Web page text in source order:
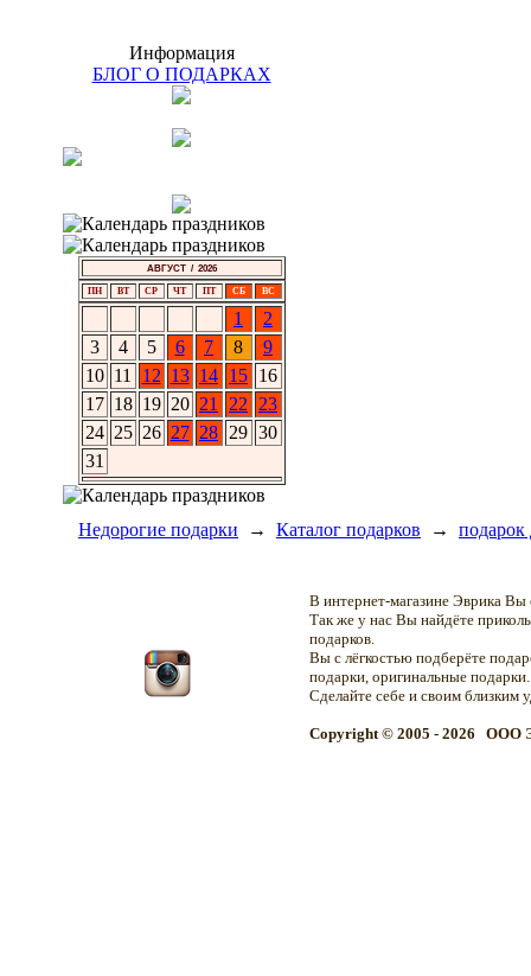
Информация
БЛОГ О ПОДАРКАХ
АВГУСТ / 2026
ПН ВТ СР ЧТ ПТ СБ ВС
1
2
3
4 5 6 7 8
9
10 11 12 13 14 15 16
17 18 19 20 21 22
23
24 25 26 27 28 29 30
31
Недорогие подарки → Каталог подарков → подарок
В интернет-магазине Эврика
Так же у нас Вы найдёте
подарков.
Вы с лёгкостью подберёте
подарки, оригинальные подарки.
Сделайте себе и своим близким
Copyright © 2005 - 2026 OOO